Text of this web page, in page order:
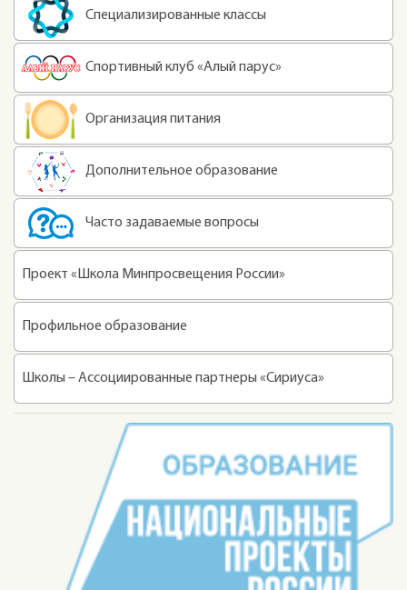
Специализированные классы
Спортивный клуб «Алый парус»
Организация питания
Дополнительное образование
Часто задаваемые вопросы
Проект «Школа Минпросвещения России»
Профильное образование
Школы – Ассоциированные партнеры «Сириуса»